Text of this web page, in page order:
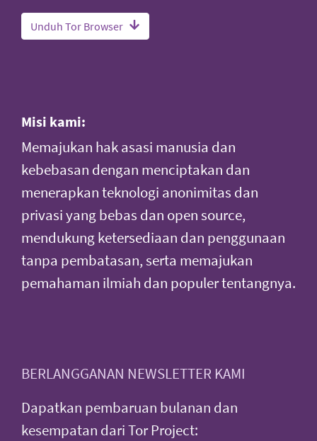
Unduh Tor Browser
Misi kami:
Memajukan hak asasi manusia dan
kebebasan dengan menciptakan dan
menerapkan teknologi anonimitas dan
privasi yang bebas dan open source,
mendukung ketersediaan dan penggunaan
tanpa pembatasan, serta memajukan
pemahaman ilmiah dan populer tentangnya.
BERLANGGANAN NEWSLETTER KAMI
Dapatkan pembaruan bulanan dan
kesempatan dari Tor Project: